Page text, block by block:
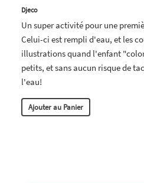
Djeco
Un super activité pour une
Celui-ci est rempli d'eau, et les
illustrations quand l'enfant
petits, et sans aucun risque de
l'eau!
Ajouter au Panier